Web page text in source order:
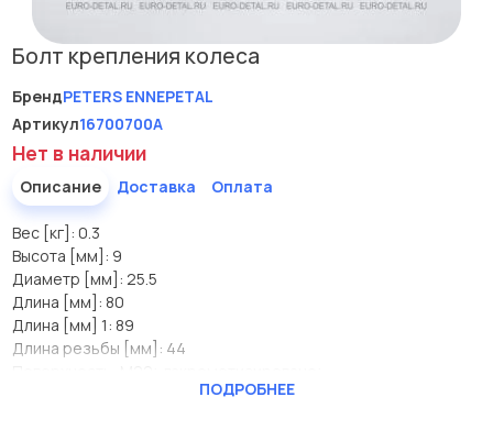
Болт крепления колеса
БрендPETERS ENNEPETAL
Артикул16700700A
Нет в наличии
Описание Доставка Оплата
Вес [кг]: 0.3
Высота [мм]: 9
Диаметр [мм]: 25.5
Длина [мм]: 80
Длина [мм] 1: 89
Длина резьбы [мм]: 44
Размер резьбы: M22; дакрометизировано;
ПОДРОБНЕЕ